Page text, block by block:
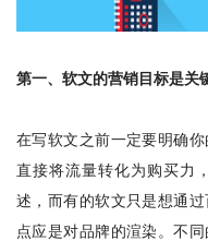
第一、软文的营销目标是关
在写软文之前一定要明确
直接将流量转化为购买力
述，而有的软文只是想通
点应是对品牌的渲染。不